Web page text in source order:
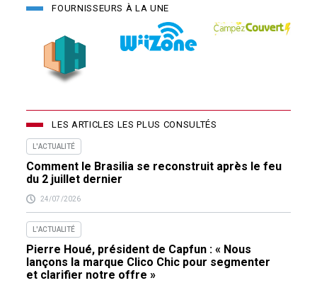
FOURNISSEURS À LA UNE
LES ARTICLES LES PLUS CONSULTÉS
L'ACTUALITÉ
Comment le Brasilia se reconstruit après le feu
du 2 juillet dernier
24/07/2026
L'ACTUALITÉ
Pierre Houé, président de Capfun : « Nous
lançons la marque Clico Chic pour segmenter
et clarifier notre offre »